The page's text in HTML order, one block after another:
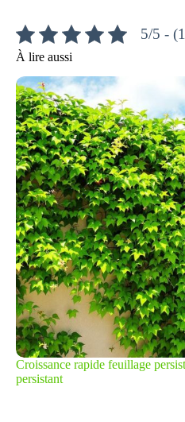
5/5 -
À lire aussi
Croissance rapide feuillage
persistant